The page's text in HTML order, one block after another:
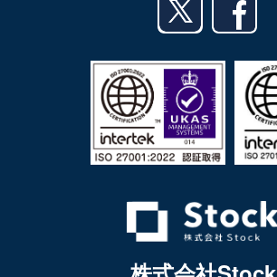
プライバシーポリシー
Androidタブレットアプリ